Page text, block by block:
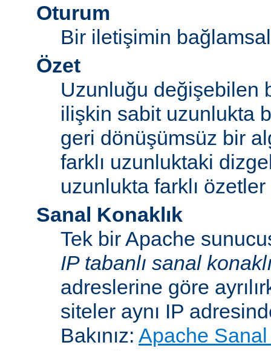
Oturum
Bir iletişimin
Özet
Uzunluğu değişebilen
ilişkin sabit uzunlukta
geri dönüşümsüz bir
farklı uzunluktaki
uzunlukta farklı
Sanal Konaklık
Tek bir Apache
IP tabanlı sanal
adreslerine göre
siteler aynı IP
Bakınız: Apache